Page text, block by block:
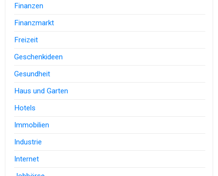
Finanzen
Finanzmarkt
Freizeit
Geschenkideen
Gesundheit
Haus und Garten
Hotels
Immobilien
Industrie
Internet